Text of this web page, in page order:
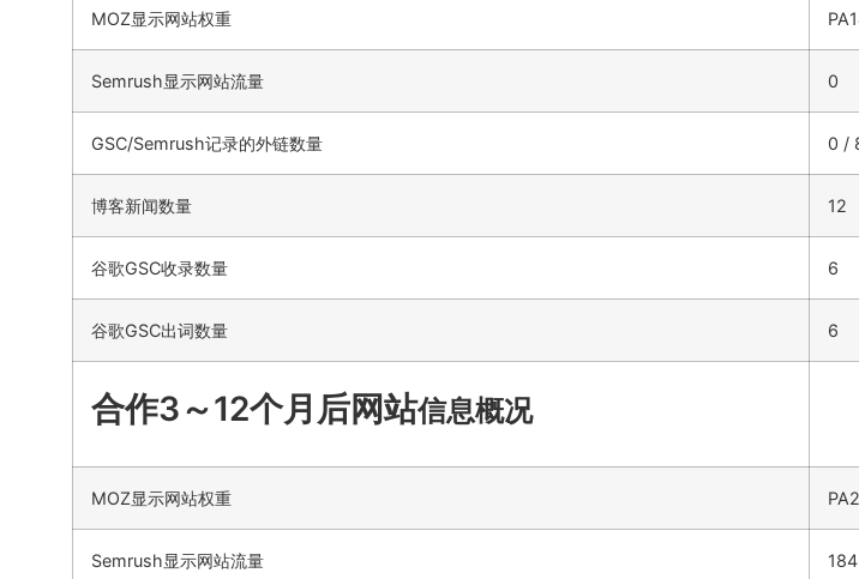
MOZ显示网站权重
Semrush显示网站流量 0
GSC/Semrush记录的外链数量 0 /
博客新闻数量 12
谷歌GSC收录数量 6
谷歌GSC出词数量 6
合作3～12个月后网站信息概况
MOZ显示网站权重
Semrush显示网站流量 184